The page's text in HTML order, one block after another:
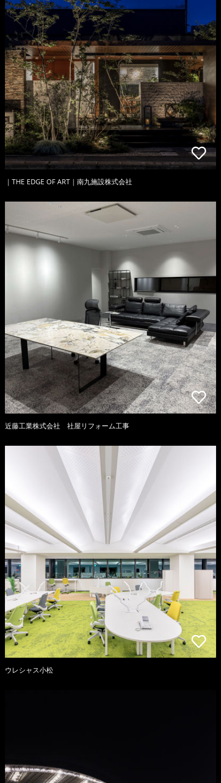
｜THE EDGE OF ART｜南九施設株式会社
近藤工業株式会社 社屋リフォーム工事
ウレシャス小松